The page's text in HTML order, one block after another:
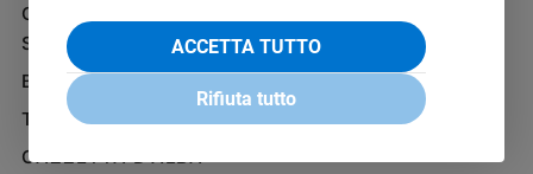
settimana
Migranti
Diversità
e
Costume
GRUPPO EDITORIALE
SAN PAOLO
BENESSERE
TELENOVA
GAZZETTA D'ALBA
INFORMATIVA
WHISTLEBLOWING
SOCIAL
ACCETTA TUTTO
Rifiuta tutto